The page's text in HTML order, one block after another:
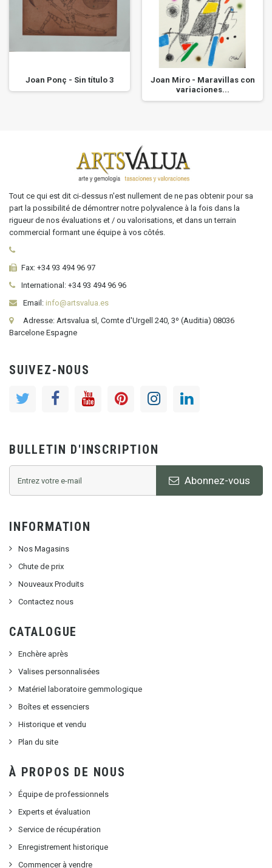
Joan Ponç - Sin título 3
Joan Miro - Maravillas con
variaciones...
Tout ce qui est dit ci-dessus n'est nullement de ne pas obtenir pour sa
part la possibilité de démontrer notre polyvalence à la fois dans la
rigueur de nos évaluations et / ou valorisations, et dans un terrain
commercial formant une équipe à vos côtés.
Fax: +34 93 494 96 97
International: +34 93 494 96 96
Email: info@artsvalua.es
Adresse: Artsvalua sl, Comte d'Urgell 240, 3º (Auditia) 08036
Barcelone Espagne
SUIVEZ-NOUS
BULLETIN D'INSCRIPTION
Abonnez-vous
INFORMATION
Nos Magasins
Chute de prix
Nouveaux Produits
Contactez nous
CATALOGUE
Enchère après
Valises personnalisées
Matériel laboratoire gemmologique
Boîtes et essenciers
Historique et vendu
Plan du site
À PROPOS DE NOUS
Équipe de professionnels
Experts et évaluation
Service de récupération
Enregistrement historique
Commencer à vendre